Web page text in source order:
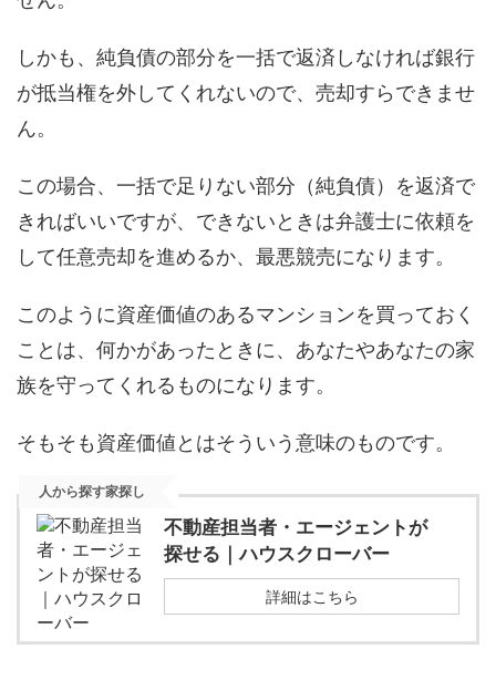
しかも、純負債の部分を一括で返済しなければ銀行
が抵当権を外してくれないので、売却すらできませ
ん。
この場合、一括で足りない部分（純負債）を返済で
きればいいですが、できないときは弁護士に依頼を
して任意売却を進めるか、最悪競売になります。
このように資産価値のあるマンションを買っておく
ことは、何かがあったときに、あなたやあなたの家
族を守ってくれるものになります。
そもそも資産価値とはそういう意味のものです。
人から探す家探し
不動産担当者・エージェントが
探せる｜ハウスクローバー
詳細はこちら